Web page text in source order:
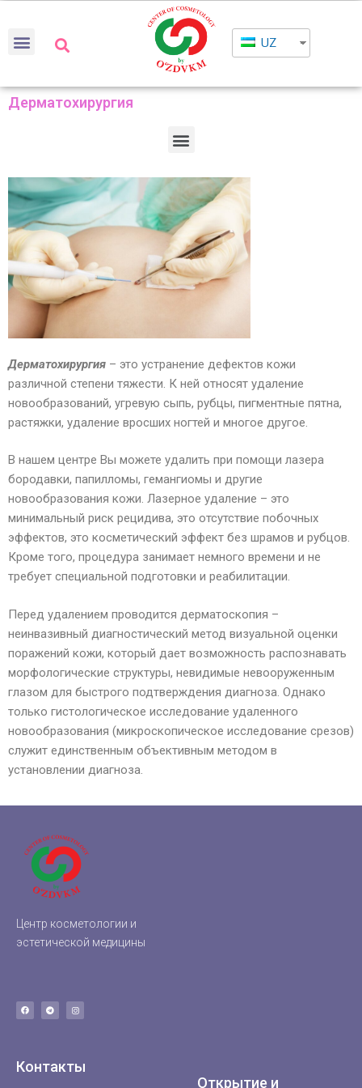
UZ
Дерматохирургия
Дерматохирургия – это устранение дефектов кожи
различной степени тяжести. К ней относят удаление
новообразований, угревую сыпь, рубцы, пигментные пятна,
растяжки, удаление вросших ногтей и многое другое.
В нашем центре Вы можете удалить при помощи лазера
бородавки, папилломы, гемангиомы и другие
новообразования кожи. Лазерное удаление – это
минимальный риск рецидива, это отсутствие побочных
эффектов, это косметический эффект без шрамов и рубцов.
Кроме того, процедура занимает немного времени и не
требует специальной подготовки и реабилитации.
Перед удалением проводится дерматоскопия –
неинвазивный диагностический метод визуальной оценки
поражений кожи, который дает возможность распознавать
морфологические структуры, невидимые невооруженным
глазом для быстрого подтверждения диагноза. Однако
только гистологическое исследование удаленного
новообразования (микроскопическое исследование срезов)
служит единственным объективным методом в
установлении диагноза.
Центр косметологии и
эстетической медицины
Контакты
Открытие и